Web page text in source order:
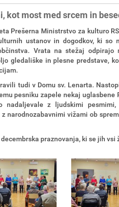
kot most med srcem in
Prešerna Ministrstvo za kulturo
ustanov in dogodkov, ki so
Vrata na stežaj odpirajo
gledališke in plesne predstave,
tudi v Domu sv. Lenarta.
pesniku zapele nekaj
nadaljevale z ljudskimi
narodnozabavnimi vižami ob
praznovanja, ki se jih vsi